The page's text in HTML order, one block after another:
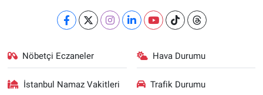
Nöbetçi Eczaneler Hava Durumu
İstanbul Namaz Vakitleri Trafik Durumu